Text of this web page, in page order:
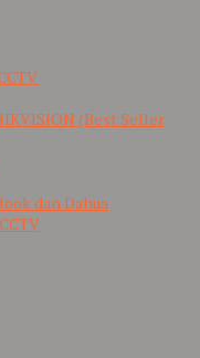
(Best Seller
dan Dahua